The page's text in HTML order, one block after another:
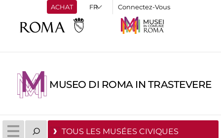
ACHAT Connectez-Vous
MUSEO DI ROMA IN TRASTEVERE
TOUS LES MUSÉES CIVIQUES